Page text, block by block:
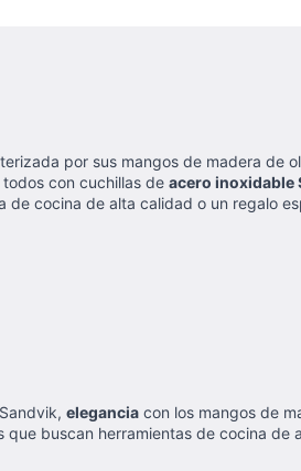
por sus mangos de madera de
con cuchillas de acero inoxidable
de cocina de alta calidad o un regalo
elegancia con los mangos de
buscan herramientas de cocina de